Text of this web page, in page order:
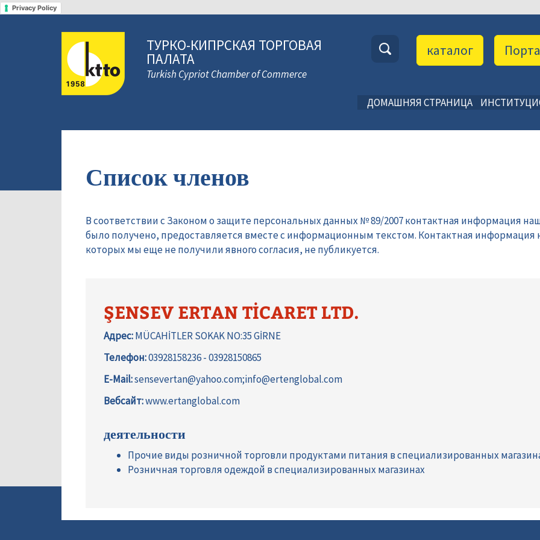
Privacy Policy
ТУРКО-КИПРСКАЯ ТОРГОВАЯ
ПАЛАТА
Turkish Cypriot Chamber of Commerce
каталог
ДОМАШНЯЯ СТРАНИЦА
Список членов
В соответствии с Законом о защите персональных данных № 89/2007 контактная информация
было получено, предоставляется вместе с информационным текстом. Контактная информация
которых мы еще не получили явного согласия, не публикуется.
ŞENSEV ERTAN TİCARET LTD.
Адрес:MÜCAHİTLER SOKAK NO:35 GİRNE
Телефон:03928158236 - 03928150865
E-Mail:sensevertan@yahoo.com;info@ertenglobal.com
Вебсайт:www.ertanglobal.com
деятельности
Прочие виды розничной торговли продуктами питания в специализированных
Розничная торговля одеждой в специализированных магазинах